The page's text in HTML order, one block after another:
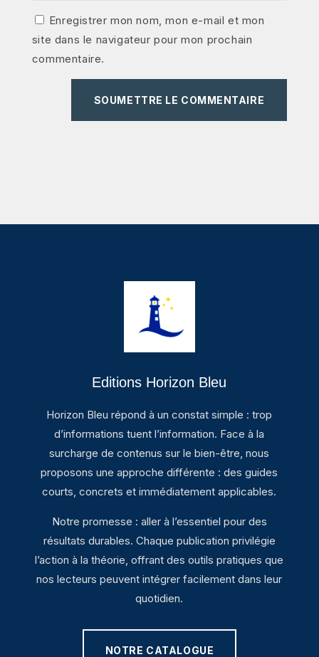
Enregistrer mon nom, mon e-mail et mon
site dans le navigateur pour mon prochain
commentaire.
SOUMETTRE LE COMMENTAIRE
Editions Horizon Bleu
Horizon Bleu répond à un constat simple : trop
d’informations tuent l’information. Face à la
surcharge de contenus sur le bien-être, nous
proposons une approche différente : des guides
courts, concrets et immédiatement applicables.
Notre promesse : aller à l’essentiel pour des
résultats durables. Chaque publication privilégie
l’action à la théorie, offrant des outils pratiques que
nos lecteurs peuvent intégrer facilement dans leur
quotidien.
NOTRE CATALOGUE